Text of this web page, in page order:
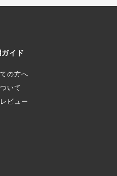
イド
の方へ
いて
ビュー